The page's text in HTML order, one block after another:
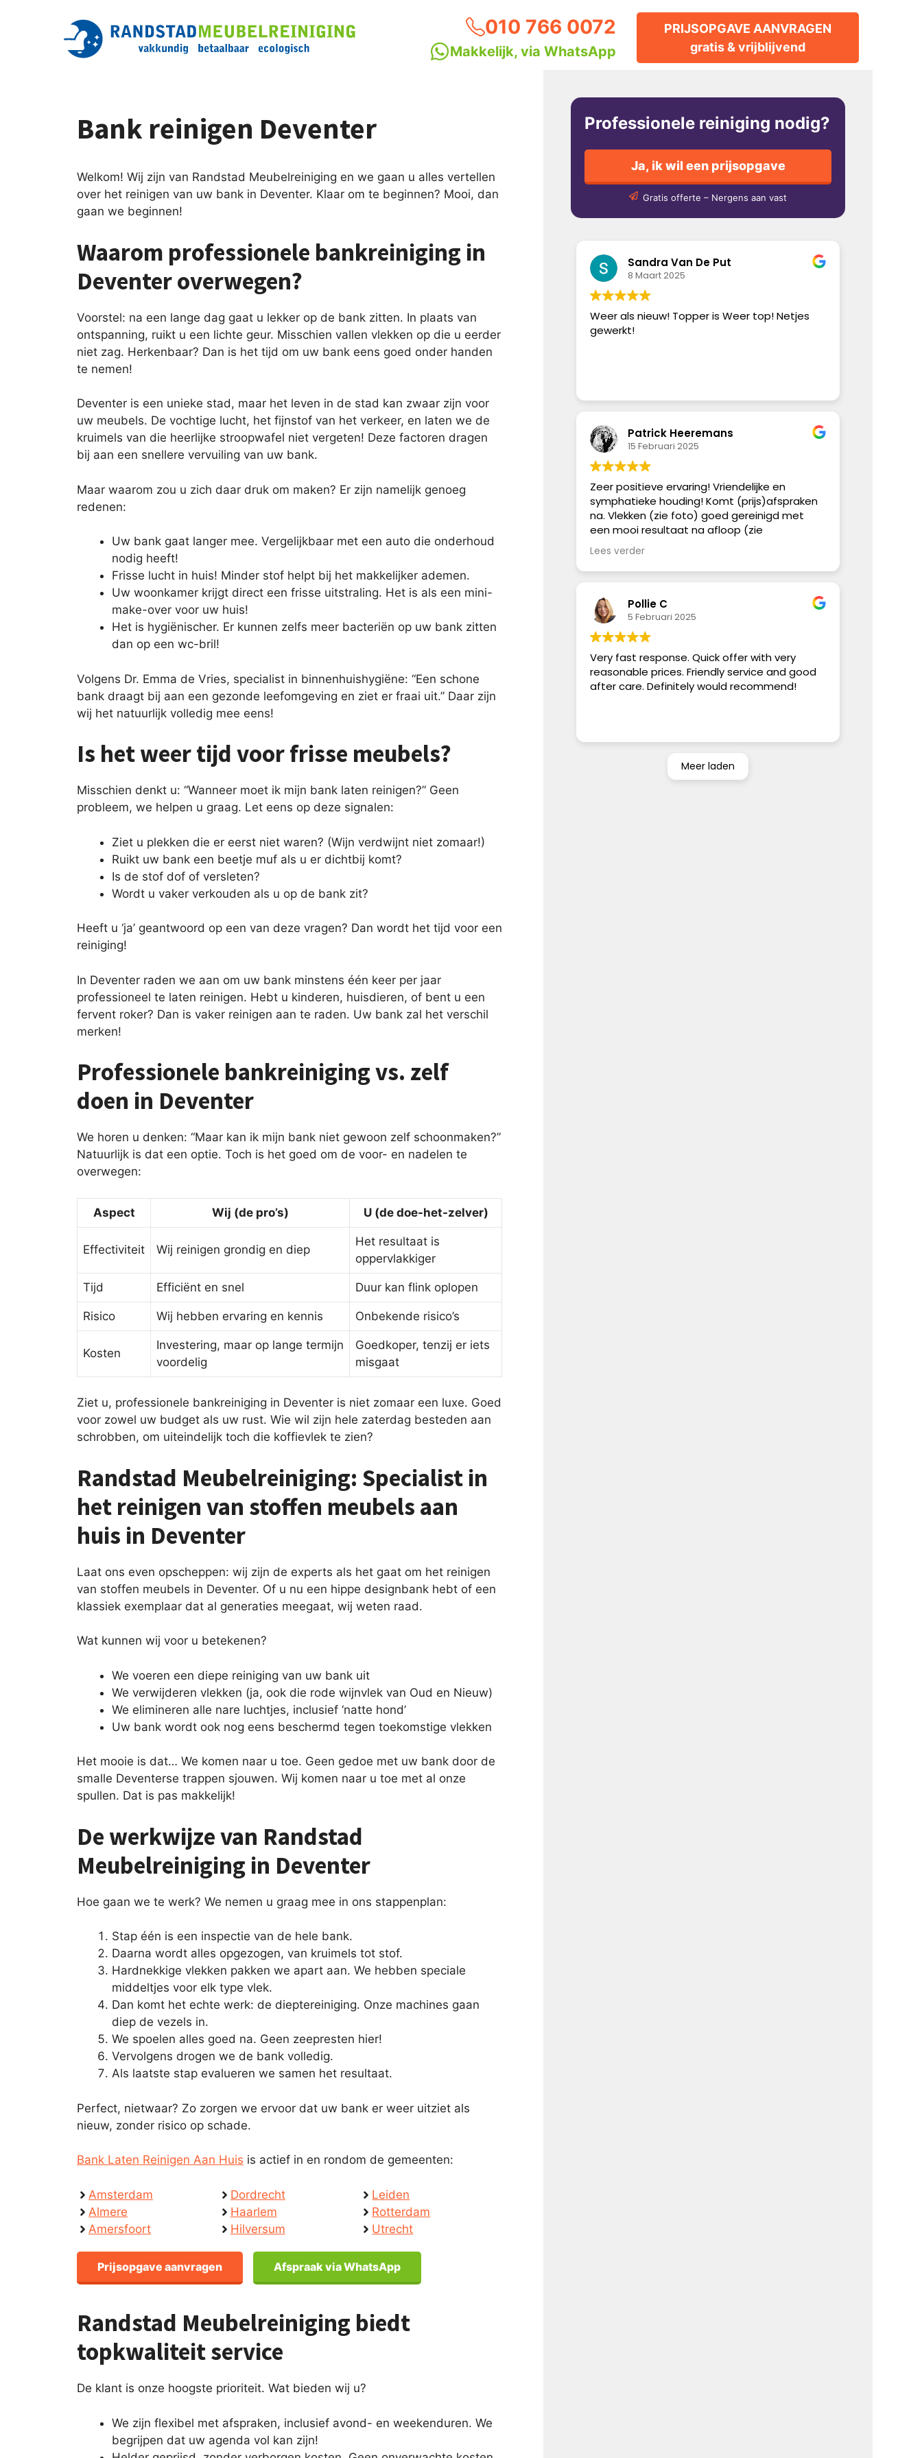
010 766 0072
Makkelijk, via WhatsApp
PRIJSOPGAVE AANVRAGEN
gratis & vrijblijvend
Bank reinigen Deventer
Welkom! Wij zijn van Randstad Meubelreiniging en we gaan u alles vertellen
over het reinigen van uw bank in Deventer. Klaar om te beginnen? Mooi, dan
gaan we beginnen!
Waarom professionele bankreiniging in
Deventer overwegen?
Voorstel: na een lange dag gaat u lekker op de bank zitten. In plaats van
ontspanning, ruikt u een lichte geur. Misschien vallen vlekken op die u eerder
niet zag. Herkenbaar? Dan is het tijd om uw bank eens goed onder handen
te nemen!
Deventer is een unieke stad, maar het leven in de stad kan zwaar zijn voor
uw meubels. De vochtige lucht, het fijnstof van het verkeer, en laten we de
kruimels van die heerlijke stroopwafel niet vergeten! Deze factoren dragen
bij aan een snellere vervuiling van uw bank.
Maar waarom zou u zich daar druk om maken? Er zijn namelijk genoeg
redenen:
Uw bank gaat langer mee. Vergelijkbaar met een auto die onderhoud
nodig heeft!
Frisse lucht in huis! Minder stof helpt bij het makkelijker ademen.
Uw woonkamer krijgt direct een frisse uitstraling. Het is als een mini-
make-over voor uw huis!
Het is hygiënischer. Er kunnen zelfs meer bacteriën op uw bank zitten
dan op een wc-bril!
Volgens Dr. Emma de Vries, specialist in binnenhuishygiëne: “Een schone
bank draagt bij aan een gezonde leefomgeving en ziet er fraai uit.” Daar zijn
wij het natuurlijk volledig mee eens!
Is het weer tijd voor frisse meubels?
Misschien denkt u: “Wanneer moet ik mijn bank laten reinigen?” Geen
probleem, we helpen u graag. Let eens op deze signalen:
Ziet u plekken die er eerst niet waren? (Wijn verdwijnt niet zomaar!)
Ruikt uw bank een beetje muf als u er dichtbij komt?
Is de stof dof of versleten?
Wordt u vaker verkouden als u op de bank zit?
Heeft u ‘ja’ geantwoord op een van deze vragen? Dan wordt het tijd voor een
reiniging!
In Deventer raden we aan om uw bank minstens één keer per jaar
professioneel te laten reinigen. Hebt u kinderen, huisdieren, of bent u een
fervent roker? Dan is vaker reinigen aan te raden. Uw bank zal het verschil
merken!
Professionele bankreiniging vs. zelf
doen in Deventer
We horen u denken: “Maar kan ik mijn bank niet gewoon zelf schoonmaken?”
Natuurlijk is dat een optie. Toch is het goed om de voor- en nadelen te
overwegen:
Aspect Wij (de pro’s) U (de doe-het-zelver)
Effectiviteit Wij reinigen grondig en diep
Het resultaat is
oppervlakkiger
Tijd Efficiënt en snel Duur kan flink oplopen
Risico Wij hebben ervaring en kennis Onbekende risico’s
Kosten
Investering, maar op lange termijn
voordelig
Goedkoper, tenzij er iets
misgaat
Ziet u, professionele bankreiniging in Deventer is niet zomaar een luxe. Goed
voor zowel uw budget als uw rust. Wie wil zijn hele zaterdag besteden aan
schrobben, om uiteindelijk toch die koffievlek te zien?
Randstad Meubelreiniging: Specialist in
het reinigen van stoffen meubels aan
huis in Deventer
Laat ons even opscheppen: wij zijn de experts als het gaat om het reinigen
van stoffen meubels in Deventer. Of u nu een hippe designbank hebt of een
klassiek exemplaar dat al generaties meegaat, wij weten raad.
Wat kunnen wij voor u betekenen?
We voeren een diepe reiniging van uw bank uit
We verwijderen vlekken (ja, ook die rode wijnvlek van Oud en Nieuw)
We elimineren alle nare luchtjes, inclusief ‘natte hond’
Uw bank wordt ook nog eens beschermd tegen toekomstige vlekken
Het mooie is dat… We komen naar u toe. Geen gedoe met uw bank door de
smalle Deventerse trappen sjouwen. Wij komen naar u toe met al onze
spullen. Dat is pas makkelijk!
De werkwijze van Randstad
Meubelreiniging in Deventer
Hoe gaan we te werk? We nemen u graag mee in ons stappenplan:
Stap één is een inspectie van de hele bank.
Daarna wordt alles opgezogen, van kruimels tot stof.
Hardnekkige vlekken pakken we apart aan. We hebben speciale
middeltjes voor elk type vlek.
Dan komt het echte werk: de dieptereiniging. Onze machines gaan
diep de vezels in.
We spoelen alles goed na. Geen zeepresten hier!
Vervolgens drogen we de bank volledig.
Als laatste stap evalueren we samen het resultaat.
Perfect, nietwaar? Zo zorgen we ervoor dat uw bank er weer uitziet als
nieuw, zonder risico op schade.
Bank Laten Reinigen Aan Huis is actief in en rondom de gemeenten:
Amsterdam
Almere
Amersfoort
Dordrecht
Haarlem
Hilversum
Leiden
Rotterdam
Utrecht
Prijsopgave aanvragen Afspraak via WhatsApp
Randstad Meubelreiniging biedt
topkwaliteit service
De klant is onze hoogste prioriteit. Wat bieden wij u?
We zijn flexibel met afspraken, inclusief avond- en weekenduren. We
begrijpen dat uw agenda vol kan zijn!
Professionele reiniging nodig?
Ja, ik wil een prijsopgave
Gratis offerte – Nergens aan vast
Sandra Van De Put
8 Maart 2025
Weer als nieuw! Topper is Weer top! Netjes
gewerkt!
Patrick Heeremans
15 Februari 2025
Zeer positieve ervaring! Vriendelijke en
symphatieke houding! Komt (prijs)afspraken
na. Vlekken (zie foto) goed gereinigd met
een mooi resultaat na afloop (zie
overzichtsfoto). Deze man mag trots zijn op
zijn werk!! Natuurlijk hopen we nooit meer
vlekken te maken op de bank, maar mocht dit
Lees verder
Pollie C
5 Februari 2025
Very fast response. Quick offer with very
reasonable prices. Friendly service and good
after care. Definitely would recommend!
Meer laden